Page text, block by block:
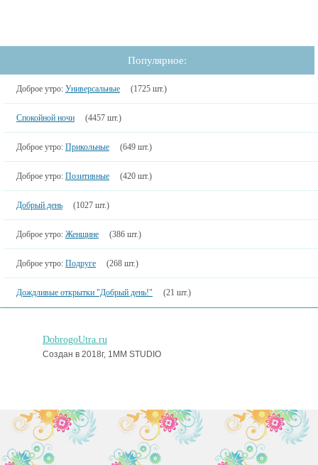
Популярное:
Доброе утро: Универсальные (1725 шт.)
Спокойной ночи (4457 шт.)
Доброе утро: Прикольные (649 шт.)
Доброе утро: Позитивные (420 шт.)
Добрый день (1027 шт.)
Доброе утро: Женщине (386 шт.)
Доброе утро: Подруге (268 шт.)
Дождливые открытки "Добрый день!" (21 шт.)
DobrogoUtra.ru
Создан в 2018г, 1MM STUDIO